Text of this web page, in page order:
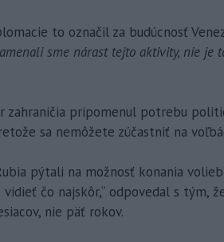
to označil za budúcnosť
sme nárast tejto aktivity, nie je
zahraničia pripomenul potrebu
sa nemôžete zúčastniť na
pýtali na možnosť konania
vidieť čo najskôr,“ odpovedal s tým,
nie päť rokov.